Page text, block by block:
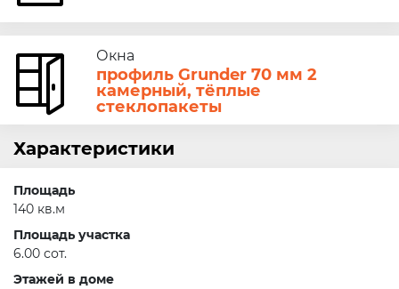
Окна
профиль Grunder 70 мм 2
камерный, тёплые
стеклопакеты
Характеристики
Площадь
140 кв.м
Площадь участка
6.00 сот.
Этажей в доме